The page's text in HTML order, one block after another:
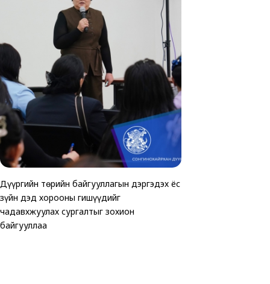
Дүүргийн төрийн байгууллагын дэргэдэх ёс
зүйн дэд хорооны гишүүдийг
чадавхжуулах сургалтыг зохион
байгууллаа